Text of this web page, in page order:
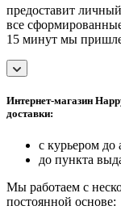
предоставит
все
15 минут мы
Интернет-магазин
доставки:
с курьером до
до пункта
Мы работаем с
постоянной основе: